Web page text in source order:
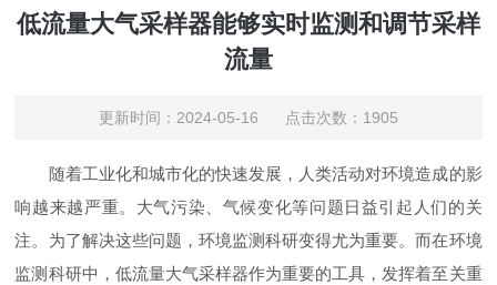
低流量大气采样器能够实时监测和调节采样
流量
更新时间：2024-05-16 点击次数：1905
随着工业化和城市化的快速发展，人类活动对环境造成的影
响越来越严重。大气污染、气候变化等问题日益引起人们的关
注。为了解决这些问题，环境监测科研变得尤为重要。而在环境
监测科研中，低流量大气采样器作为重要的工具，发挥着至关重